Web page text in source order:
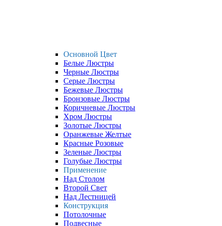
Основной Цвет
Белые Люстры
Черные Люстры
Серые Люстры
Бежевые Люстры
Бронзовые Люстры
Коричневые Люстры
Хром Люстры
Золотые Люстры
Оранжевые Желтые
Красные Розовые
Зеленые Люстры
Голубые Люстры
Применение
Над Столом
Второй Свет
Над Лестницей
Конструкция
Потолочные
Подвесные